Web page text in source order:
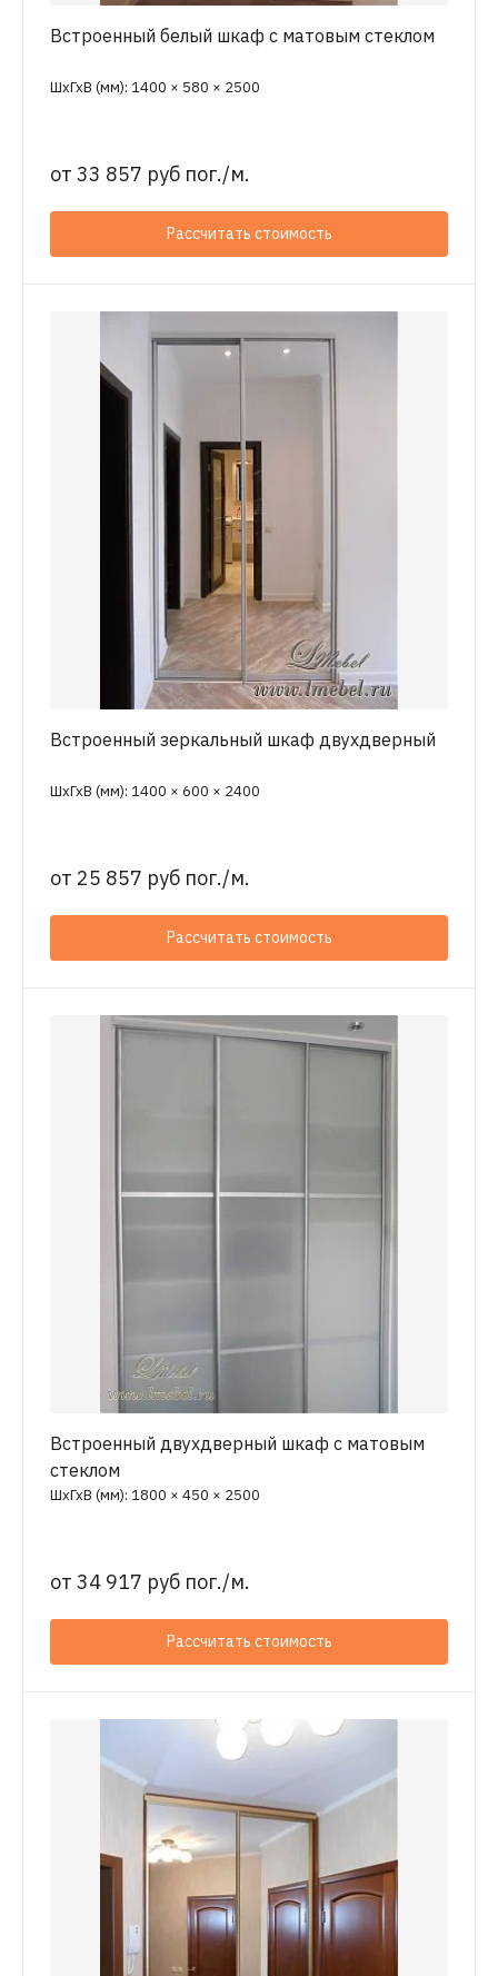
Встроенный белый шкаф с матовым стеклом
ШхГхВ (мм): 1400 × 580 × 2500
от 33 857 руб пог./м.
Рассчитать стоимость
Встроенный зеркальный шкаф двухдверный
ШхГхВ (мм): 1400 × 600 × 2400
от 25 857 руб пог./м.
Рассчитать стоимость
Встроенный двухдверный шкаф с матовым
стеклом
ШхГхВ (мм): 1800 × 450 × 2500
от 34 917 руб пог./м.
Рассчитать стоимость